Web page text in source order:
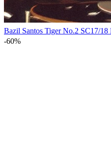
Bazil Santos Tiger No.2 SC17/
-60%